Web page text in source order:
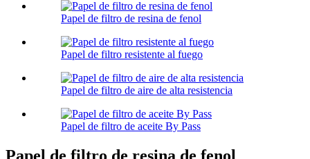
Papel de filtro de resina de fenol
Papel de filtro resistente al fuego
Papel de filtro de aire de alta resistencia
Papel de filtro de aceite By Pass